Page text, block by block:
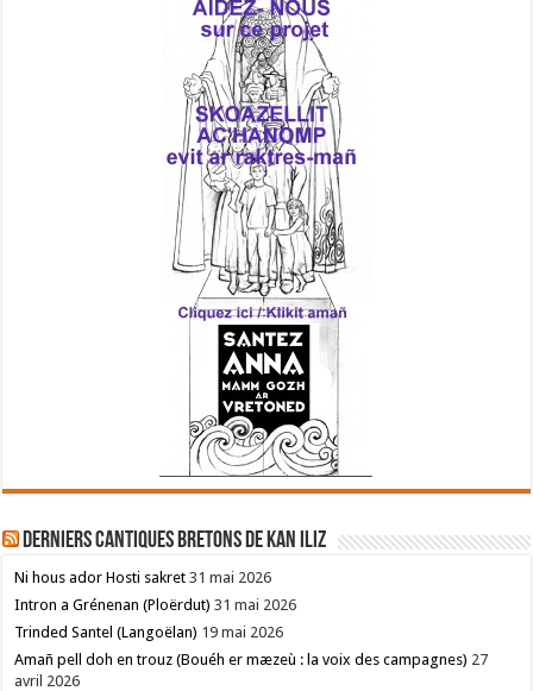
Derniers cantiques bretons de Kan Iliz
Ni hous ador Hosti sakret 31 mai 2026
Intron a Grénenan (Ploërdut) 31 mai 2026
Trinded Santel (Langoëlan) 19 mai 2026
Amañ pell doh en trouz (Bouéh er mæzeù : la voix des campagnes) 27
avril 2026